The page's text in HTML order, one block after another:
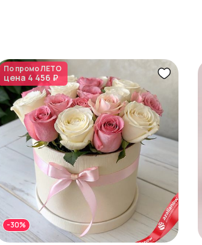
По промоЛЕТО
цена 4 456 ₽
-30%